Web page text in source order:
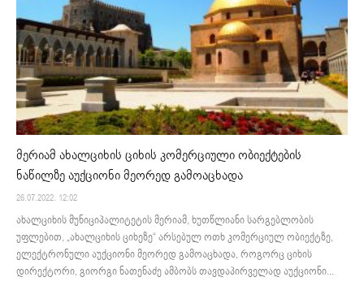
მერიამ ახალციხის ციხის კომერციული ობიექტების
ნაწილზე აუქციონი მეორედ გამოაცხადა
26.07.2022. 12:02
ახალციხის მუნიციპალიტეტის მერიამ, ხუთწლიანი სარგებლობის
უფლებით, „ახალციხის ციხეზე“ არსებულ ოთხ კომერციულ ობიექტზე,
ელექტრონული აუქციონი მეორედ გამოაცხადა, როგორც ციხის
დირექტორი, გიორგი ნათენაძე ამბობს თავდაპირველად აუქციონი...